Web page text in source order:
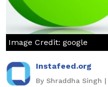
Image Credit: google
Instafeed.org
By Shraddha Singh |